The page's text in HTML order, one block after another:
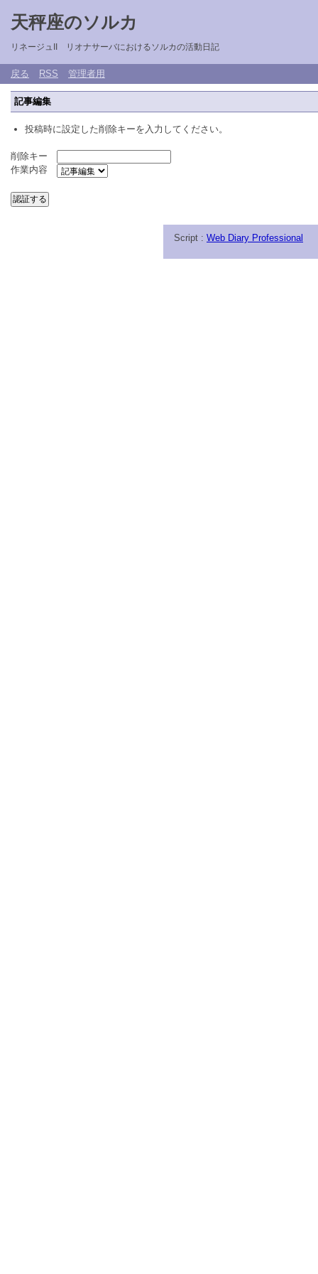
天秤座のソルカ
リネージュII リオナサーバにおけるソルカの活動日記
戻る RSS 管理者用
記事編集
投稿時に設定した削除キーを入力してください。
削除キー
作業内容
Script : Web Diary Professional